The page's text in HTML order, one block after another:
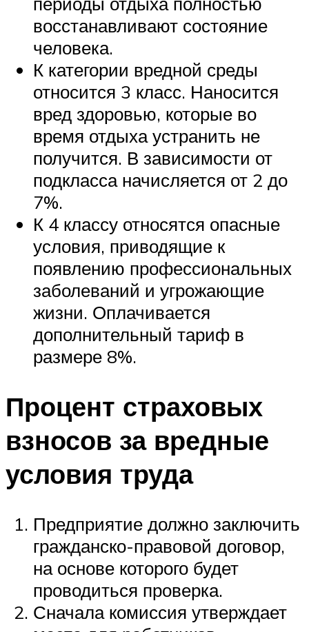
восстанавливают состояние
человека.
К категории вредной среды
относится 3 класс. Наносится
вред здоровью, которые во
время отдыха устранить не
получится. В зависимости от
подкласса начисляется от 2 до
7%.
К 4 классу относятся опасные
условия, приводящие к
появлению профессиональных
заболеваний и угрожающие
жизни. Оплачивается
дополнительный тариф в
размере 8%.
Процент страховых
взносов за вредные
условия труда
Предприятие должно заключить
гражданско-правовой договор,
на основе которого будет
проводиться проверка.
Сначала комиссия утверждает